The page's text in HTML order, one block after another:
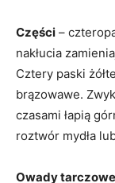
Części –
nakłucia
Cztery paski
brązowawe.
czasami łapią
roztwór mydła
Owady tarczowe